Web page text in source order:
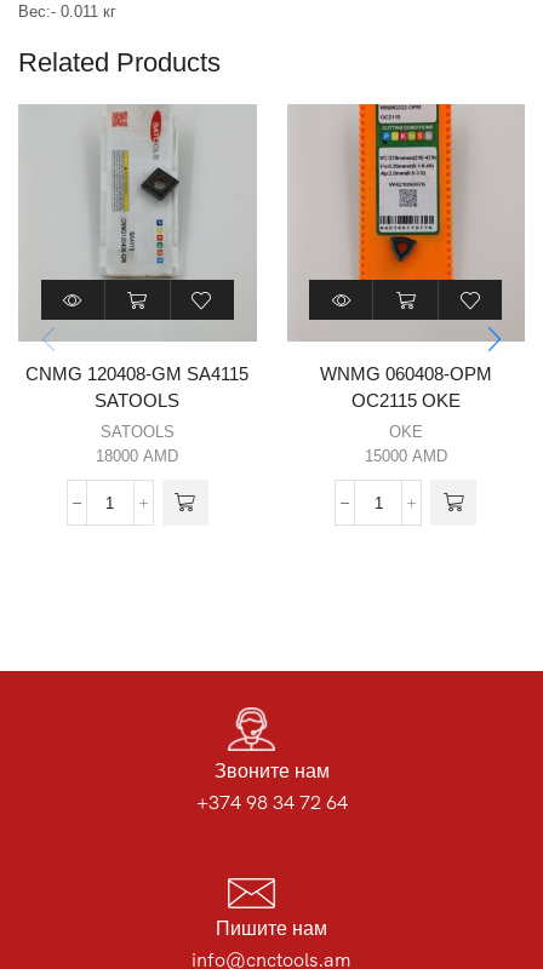
Вес:- 0.011 кг
Related Products
CNMG 120408-GM SA4115
SATOOLS
SATOOLS
18000AMD
WNMG 060408-OPM
OC2115 OKE
OKE
15000 AMD
Звоните нам
+374 98 34 72 64
Пишите нам
info@cnctools.am